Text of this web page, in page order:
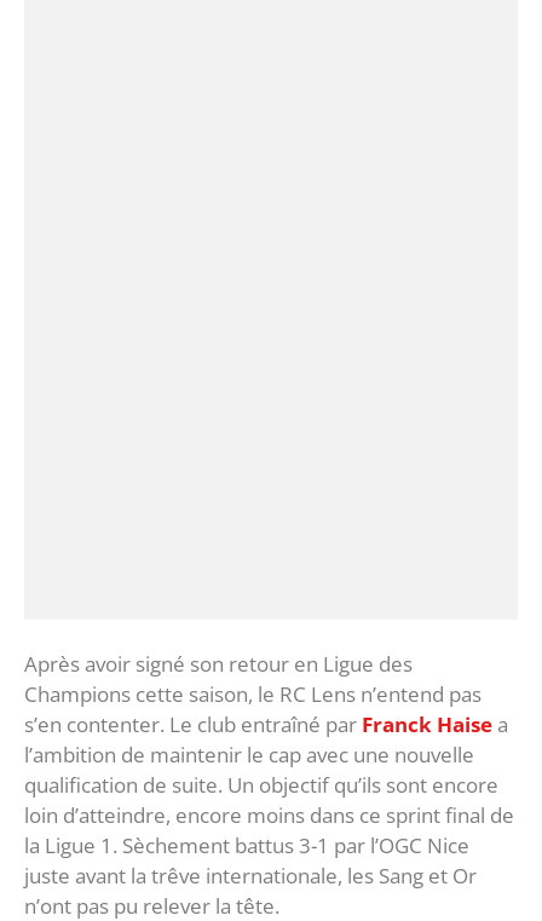
Après avoir signé son retour en Ligue des
Champions cette saison, le RC Lens n’entend pas
s’en contenter. Le club entraîné par Franck Haisea
l’ambition de maintenir le cap avec une nouvelle
qualification de suite. Un objectif qu’ils sont encore
loin d’atteindre, encore moins dans ce sprint final de
la Ligue 1. Sèchement battus 3-1 par l’OGC Nice
juste avant la trêve internationale, les Sang et Or
n’ont pas pu relever la tête.